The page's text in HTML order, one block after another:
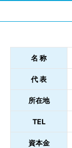
名 称
代 表
所在地
TEL
資本金